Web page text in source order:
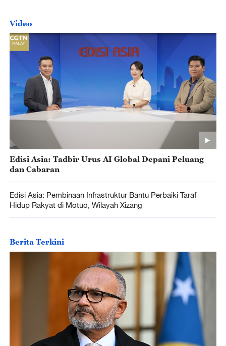
Video
Edisi Asia: Tadbir Urus AI Global Depani Peluang
dan Cabaran
Edisi Asia: Pembinaan Infrastruktur Bantu Perbaiki Taraf
Hidup Rakyat di Motuo, Wilayah Xizang
Berita Terkini